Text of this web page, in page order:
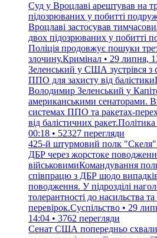
Суд у Вроцлаві арештував на
підозрюваних у побитті
Вроцлаві застосував
двох підозрюваних у побитті
Поліція продовжує пошуки
злочину.Кримінал • 29 липня,
Зеленський у США зустрівся з
ППО для захисту від
Володимир Зеленський у
американськими сенаторами.
системах ППО та ракетах-
від балістичних
00:18 • 52327 перегляди
425-й штурмовий полк "Скеля"
ДБР через жорстоке
військовимиКомандування
співпрацю з ДБР щодо
поводження. У підрозділі
толерантності до насильства
перевірок.Суспільство • 29
14:04 • 3762 перегляди
Сенат США попередньо